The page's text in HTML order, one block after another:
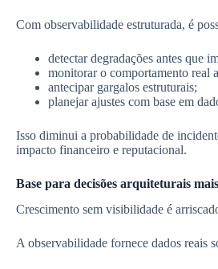
Com observabilidade estruturada, é
detectar degradações antes que
monitorar o comportamento real
antecipar gargalos estruturais;
planejar ajustes com base em
Isso diminui a probabilidade de
impacto financeiro e reputacional.
Base para decisões arquiteturais
Crescimento sem visibilidade é
A observabilidade fornece dados reais